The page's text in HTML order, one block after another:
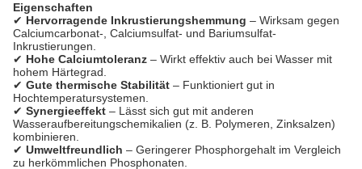
Eigenschaften
✔ Hervorragende Inkrustierungshemmung – Wirksam gegen
Calciumcarbonat-, Calciumsulfat- und Bariumsulfat-
Inkrustierungen.
✔ Hohe Calciumtoleranz – Wirkt effektiv auch bei Wasser mit
hohem Härtegrad.
✔ Gute thermische Stabilität – Funktioniert gut in
Hochtemperatursystemen.
✔ Synergieeffekt – Lässt sich gut mit anderen
Wasseraufbereitungschemikalien (z. B. Polymeren, Zinksalzen)
kombinieren.
✔ Umweltfreundlich – Geringerer Phosphorgehalt im Vergleich
zu herkömmlichen Phosphonaten.